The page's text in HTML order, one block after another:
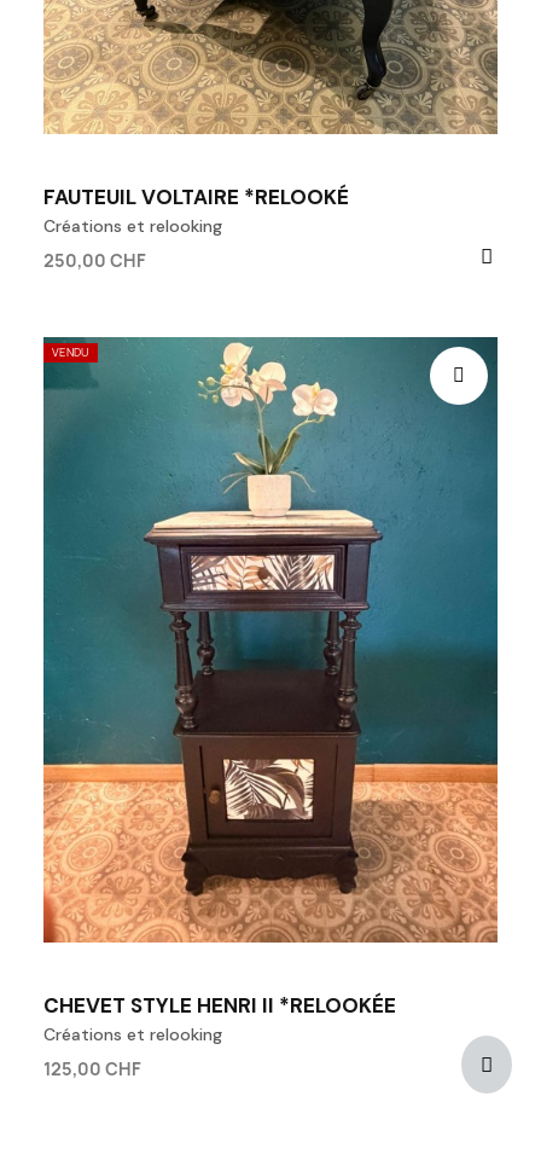
FAUTEUIL VOLTAIRE *RELOOKÉ
Créations et relooking
250,00 CHF
CHEVET STYLE HENRI II *RELOOKÉE
Créations et relooking
125,00 CHF
VENDU